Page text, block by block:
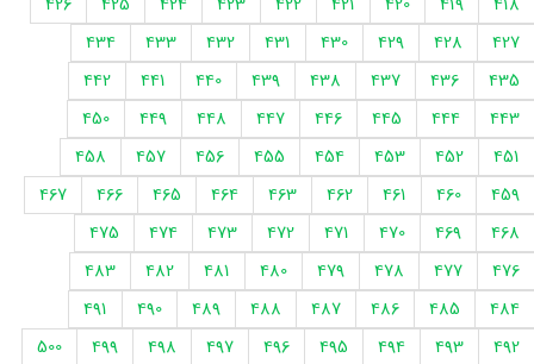
427
428
429
430
431
432
433
434
435
436
437
438
439
440
441
442
443
444
445
446
447
448
449
450
451
452
453
454
455
456
457
458
459
460
461
462
463
464
465
466
467
468
469
470
471
472
473
474
475
476
477
478
479
480
481
482
483
484
485
486
487
488
489
490
491
492
493
494
495
496
497
498
499
500